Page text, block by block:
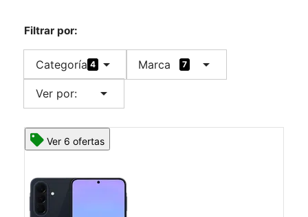
Filtrar por:
Categoría 4 arrow_drop_down Marca 7 arrow_drop_down
Ver por: arrow_drop_down
Ver 6 ofertas